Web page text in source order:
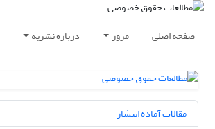
صفحه اصلی مرور درباره نشریه
مقالات آماده انتشار